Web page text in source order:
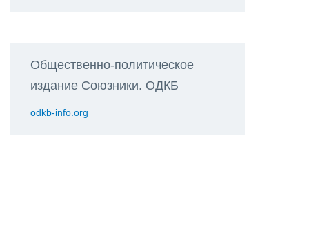
Общественно-политическое
издание Союзники. ОДКБ
odkb-info.org